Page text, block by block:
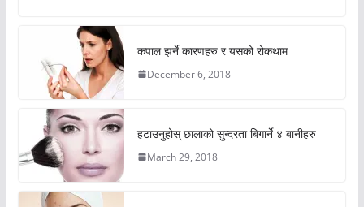
कपाल झर्ने कारणहरु र यसको रोकथाम
December 6, 2018
हटाउनुहोस् छालाको सुन्दरता बिगार्ने ४ बानीहरु
March 29, 2018